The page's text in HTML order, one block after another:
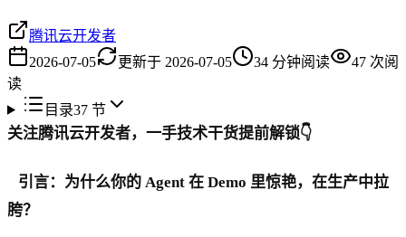
腾讯云开发者
2026-07-05
更新于 2026-07-05 34 分钟阅读 47 次阅
读
目录37节
关注腾讯云开发者，一手技术干货提前解锁👇
引言：为什么你的 Agent 在 Demo 里惊艳，在生产中拉
胯？